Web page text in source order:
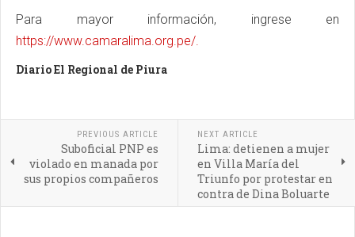
Para mayor información, ingrese en
https://www.camaralima.org.pe/.
Diario El Regional de Piura
PREVIOUS ARTICLE
Suboficial PNP es
violado en manada por
sus propios compañeros
NEXT ARTICLE
Lima: detienen a mujer
en Villa María del
Triunfo por protestar en
contra de Dina Boluarte